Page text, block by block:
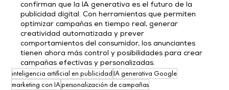
confirman que la IA generativa es el futuro de la
publicidad digital. Con herramientas que permiten
optimizar campañas en tiempo real, generar
creatividad automatizada y prever
comportamientos del consumidor, los anunciantes
tienen ahora más control y posibilidades para crear
campañas efectivas y personalizadas.
inteligencia artificial en publicidadIA generativa Google
marketing con IApersonalización de campañas